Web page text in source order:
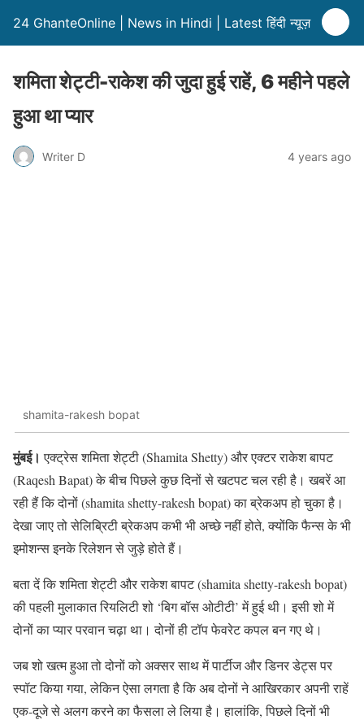
24 GhanteOnline | News in Hindi | Latest हिंदी न्यूज़
शमिता शेट्टी-राकेश की जुदा हुई राहें, 6 महीने पहले
हुआ था प्यार
Writer D 4 years ago
shamita-rakesh bopat
मुंबई। एक्ट्रेस शमिता शेट्टी (Shamita Shetty) और एक्टर राकेश बापट
(Raqesh Bapat) के बीच पिछले कुछ दिनों से खटपट चल रही है। खबरें आ
रही हैं कि दोनों (shamita shetty-rakesh bopat) का ब्रेकअप हो चुका है।
देखा जाए तो सेलिब्रिटी ब्रेकअप कभी भी अच्छे नहीं होते, क्योंकि फैन्स के भी
इमोशन्स इनके रिलेशन से जुड़े होते हैं।
बता दें कि शमिता शेट्टी और राकेश बापट (shamita shetty-rakesh bopat)
की पहली मुलाकात रियलिटी शो ‘बिग बॉस ओटीटी’ में हुई थी। इसी शो में
दोनों का प्यार परवान चढ़ा था। दोनों ही टॉप फेवरेट कपल बन गए थे।
जब शो खत्म हुआ तो दोनों को अक्सर साथ में पार्टीज और डिनर डेट्स पर
स्पॉट किया गया, लेकिन ऐसा लगता है कि अब दोनों ने आखिरकार अपनी राहें
एक-दूजे से अलग करने का फैसला ले लिया है। हालांकि, पिछले दिनों भी